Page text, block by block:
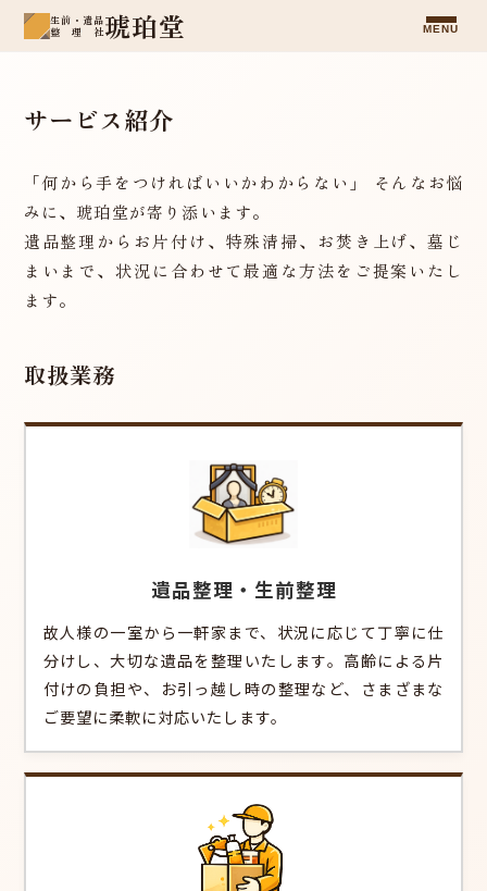
生前・遺品
整理社琥珀堂 MENU
料金案内
お知らせ
サービス紹介
「何から手をつければいいかわからない」 そんなお悩
みに、琥珀堂が寄り添います。
遺品整理からお片付け、特殊清掃、お焚き上げ、墓じ
まいまで、状況に合わせて最適な方法をご提案いたし
ます。
取扱業務
遺品整理・生前整理
故人様の一室から一軒家まで、状況に応じて丁寧に仕
分けし、大切な遺品を整理いたします。高齢による片
付けの負担や、お引っ越し時の整理など、さまざまな
ご要望に柔軟に対応いたします。